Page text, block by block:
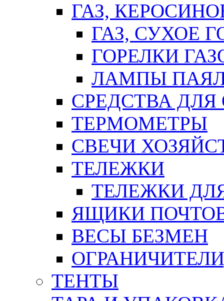
ГАЗ,
ГАЗ, СУХОЕ
ГОРЕЛКИ
ЛАМПЫ
СРЕДСТВА
ТЕРМОМЕТРЫ
СВЕЧИ
ТЕЛЕЖКИ
ТЕЛЕЖКИ
ЯЩИКИ
ВЕСЫ БЕЗМЕН
ТЕНТЫ